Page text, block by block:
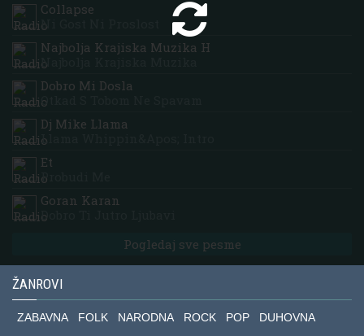
Collapse
Ni Gost Ni Proslost
Najbolja Krajiska Muzika H
Najbolja Krajiska Muzika
Dobro Mi Dosla
Otkad S Tobom Ne Spavam
Dj Mike Llama
Llama Whippin&apos; Intro
Et
Probudi Me
Goran Karan
Dobro Ti Jutro Ljubavi
Pogledaj sve pesme
ŽANROVI
ZABAVNA FOLK NARODNA ROCK POP
DUHOVNA